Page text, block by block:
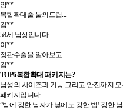
양**
복합확대술 물의드립...
김**
58세 남상입니다 ...
이**
정관수술을 알아보고...
김**
TOP6복합확대 패키지는?
남성의 사이즈과 기능 그리고 안전까지
패키지입니다.
“밤에 강한 남자가 낮에도 강한 법! 강한